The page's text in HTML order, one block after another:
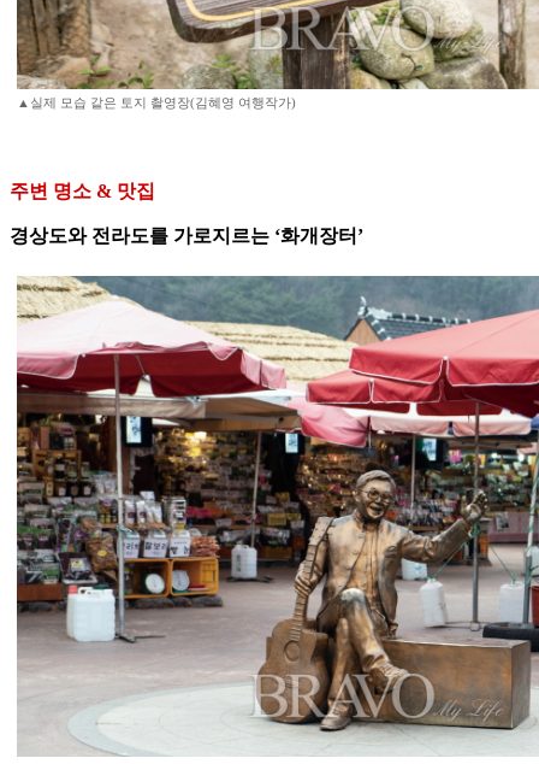
▲실제 모습 같은 토지 촬영장(김혜영 여행작가)
주변 명소 & 맛집
경상도와 전라도를 가로지르는 ‘화개장터’